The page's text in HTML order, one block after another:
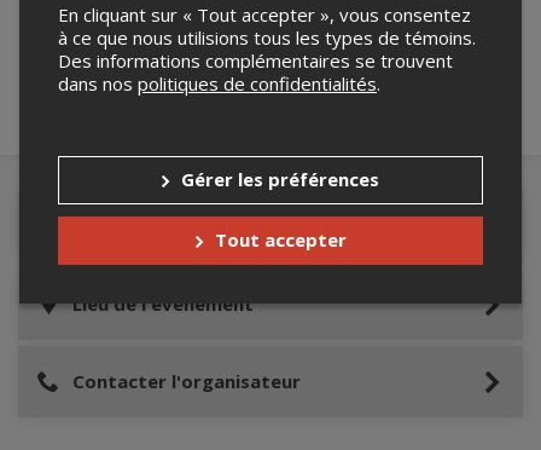
Lieu de l'événement
Contacter l'organisateur
En cliquant sur « Tout accepter », vous consentez
à ce que nous utilisions tous les types de témoins.
Des informations complémentaires se trouvent
dans nos politiques de confidentialités.
Gérer les préférences
Tout accepter